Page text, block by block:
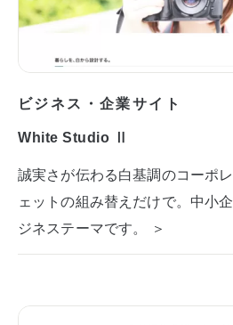
ビジネス・企業サイト
White Studio Ⅱ
誠実さが伝わる白基調のコーポ
ェットの組み替えだけで。中小
ジネステーマです。 ＞